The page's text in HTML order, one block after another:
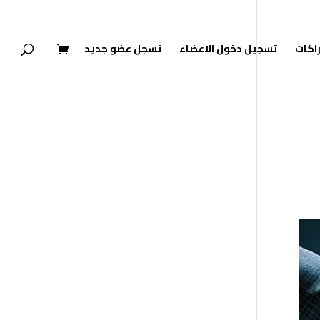
تسجيل دخول الاعضاء تسجل عضو جديد